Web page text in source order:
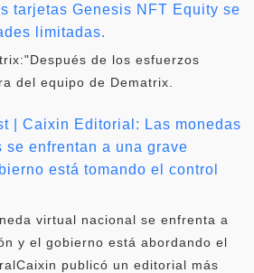
tarjetas Genesis NFT Equity se
limitadas.
de los esfuerzos
del equipo de Dematrix.
| Caixin Editorial: Las monedas
enfrentan a una grave
está tomando el control
virtual nacional se enfrenta a
y el gobierno está abordando el
publicó un editorial más